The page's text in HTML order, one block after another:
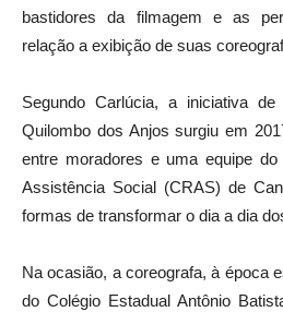
bastidores da filmagem e as
relação a exibição de suas
Segundo Carlúcia, a iniciativa
Quilombo dos Anjos surgiu em
entre moradores e uma equipe
Assistência Social (CRAS) de
formas de transformar o dia a dia
Na ocasião, a coreografa, à época
do Colégio Estadual Antônio